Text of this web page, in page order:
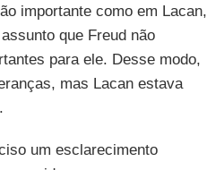
importante como em Lacan,
que Freud não
para ele. Desse modo,
mas Lacan estava
um esclarecimento